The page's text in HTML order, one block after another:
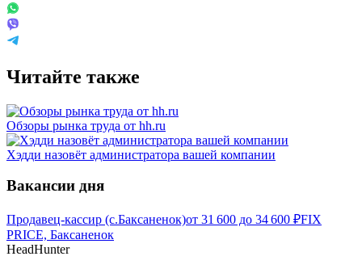
Читайте также
Обзоры рынка труда от hh.ru
Хэдди назовёт администратора вашей компании
Вакансии дня
Продавец-кассир (с.Баксаненок)от 31 600 до 34 600 ₽FIX
PRICE, Баксаненок
HeadHunter